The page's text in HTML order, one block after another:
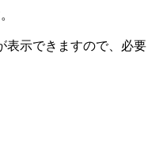
表示できますので、必要